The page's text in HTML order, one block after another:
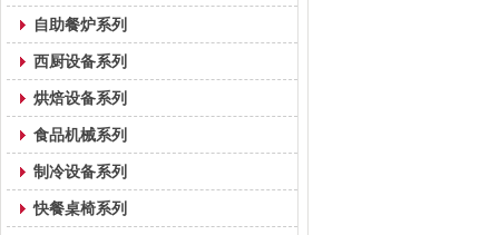
自助餐炉系列
西厨设备系列
烘焙设备系列
食品机械系列
制冷设备系列
快餐桌椅系列